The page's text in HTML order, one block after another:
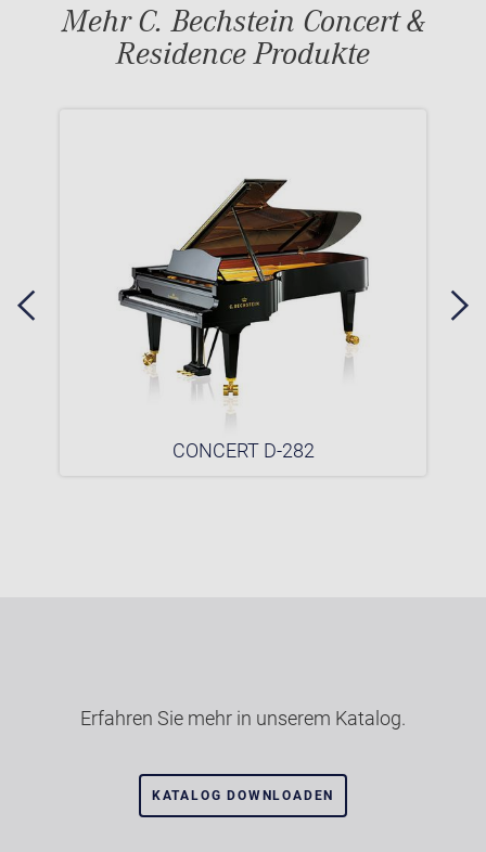
Mehr C. Bechstein Concert &
Residence Produkte
CONCERT D-282
Erfahren Sie mehr in unserem Katalog.
KATALOG DOWNLOADEN